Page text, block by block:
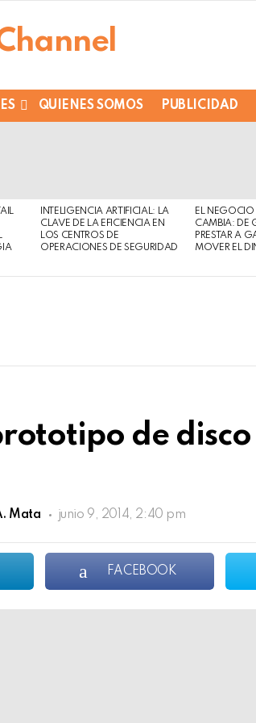
QUIENES SOMOS PUBLICIDAD
INTELIGENCIA ARTIFICIAL: LA
CLAVE DE LA EFICIENCIA EN
LOS CENTROS DE
OPERACIONES DE SEGURIDAD
EL
CAMBIA: DE
PRESTAR A
MOVER EL
de
Mata junio 9, 2014, 2:40 pm
FACEBOOK